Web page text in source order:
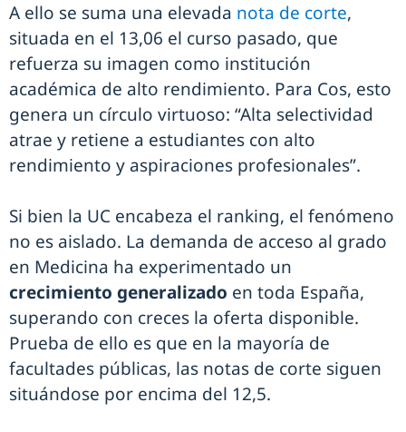
A ello se suma una elevada nota de corte,
situada en el 13,06 el curso pasado, que
refuerza su imagen como institución
académica de alto rendimiento. Para Cos, esto
genera un círculo virtuoso: “Alta selectividad
atrae y retiene a estudiantes con alto
rendimiento y aspiraciones profesionales”.
Si bien la UC encabeza el ranking, el fenómeno
no es aislado. La demanda de acceso al grado
en Medicina ha experimentado un
crecimiento generalizado en toda España,
superando con creces la oferta disponible.
Prueba de ello es que en la mayoría de
facultades públicas, las notas de corte siguen
situándose por encima del 12,5.